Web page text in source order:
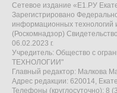
Сетевое издание «Е1.РУ
Зарегистрировано
информационных технологий
(Роскомнадзор)
06.02.2023 г.
Учредитель: Общество с
ТЕХНОЛОГИИ"
Главный редактор: Малкова
Адрес редакции: 620014,
Телефоны (круглосуточно): 8